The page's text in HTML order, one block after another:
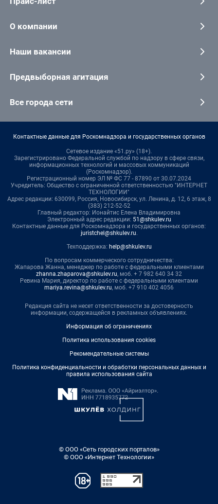
О компании
Наши вакансии
Предвыборная агитация
Все города сети
Контактные данные для Роскомнадзора и государственных органов
Сетевое издание «51.ру» (18+).
Зарегистрировано Федеральной службой по надзору в сфере связи,
информационных технологий и массовых коммуникаций
(Роскомнадзор).
Регистрационный номер ЭЛ № ФС 77 - 87890 от 30.07.2024
Учредитель: Общество с ограниченной ответственностью "ИНТЕРНЕТ
ТЕХНОЛОГИИ"
Адрес редакции: 630099, Россия, Новосибирск, ул. Ленина, д. 12, 6 этаж, 8
(383) 212-52-52
Главный редактор: Ионайтис Елена Владимировна
Электронный адрес редакции: 51@shkulev.ru
Контактные данные для Роскомнадзора и государственных органов:
juristchel@shkulev.ru.
Техподдержка: help@shkulev.ru
По вопросам коммерческого сотрудничества:
Жапарова Жанна, менеджер по работе с федеральными клиентами
zhanna.zhaparova@shkulev.ru, моб. + 7 982 640 34 32
Ревина Мария, директор по работе с федеральными клиентами
mariya.revina@shkulev.ru, моб. +7 910 402 4056
Редакция сайта не несет ответственности за достоверность
информации, содержащейся в рекламных объявлениях.
Информация об ограничениях
Политика использования cookies
Рекомендательные системы
Политика конфиденциальности и обработки персональных данных и
правила использования сайта
© ООО «Сеть городских порталов»
© ООО «Интернет Технологии»